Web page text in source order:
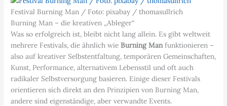
Festival Burning Man / Foto: pixabay / thomasullrich
Burning Man – die kreativen „Ableger“
Was so erfolgreich ist, bleibt nicht lang allein. Es gibt weltweit
mehrere Festivals, die ähnlich wieBurning Manfunktionieren –
also auf kreativer Selbstentfaltung, temporären Gemeinschaften,
Kunst, Performance, alternativem Lebensstil und oft auch
radikaler Selbstversorgung basieren. Einige dieser Festivals
orientieren sich direkt an den Prinzipien von Burning Man,
andere sind eigenständige, aber verwandte Events.